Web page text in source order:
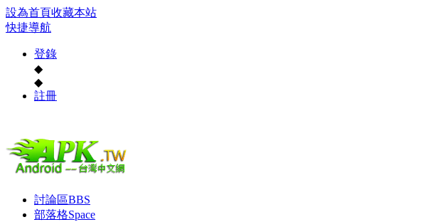
設為首頁收藏本站
快捷導航
登錄
◆
◆
註冊
討論區BBS
部落格Space